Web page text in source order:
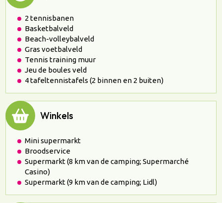
2 tennisbanen
Basketbalveld
Beach-volleybalveld
Gras voetbalveld
Tennis training muur
Jeu de boules veld
4 tafeltennistafels (2 binnen en 2 buiten)
Winkels
Mini supermarkt
Broodservice
Supermarkt (8 km van de camping; Supermarché
Casino)
Supermarkt (9 km van de camping; Lidl)